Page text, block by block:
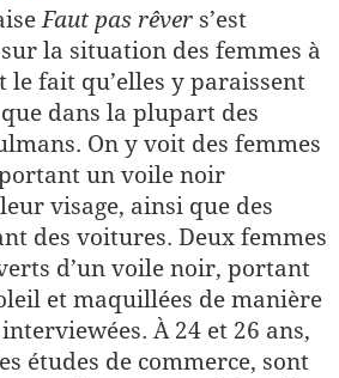
Faut pas rêver s’est
la situation des femmes à
le fait qu’elles y paraissent
dans la plupart des
On y voit des femmes
un voile noir
visage, ainsi que des
des voitures. Deux femmes
d’un voile noir, portant
et maquillées de manière
À 24 et 26 ans,
études de commerce, sont